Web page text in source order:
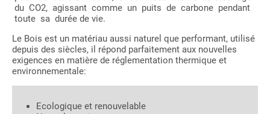
du CO2, agissant comme un puits de carbone pendant
toute sa durée de vie.
Le Bois est un matériau aussi naturel que performant, utilisé
depuis des siècles, il répond parfaitement aux nouvelles
exigences en matière de réglementation thermique et
environnementale:
Ecologique et renouvelable